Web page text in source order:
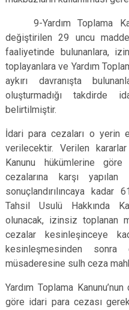
9-Yardım Toplama
değiştirilen 29 uncu
faaliyetinde bulunanlara,
toplayanlara ve Yardım
aykırı davranışta
oluşturmadığı takdirde
belirtilmiştir.
İdari para cezaları o yerin
verilecektir. Verilen
Kanunu hükümlerine
cezalarına karşı
sonuçlandırılıncaya kadar
Tahsil Usulü Hakkında
olunacak, izinsiz toplanan
cezalar kesinleşinceye
kesinleşmesinden
müsaderesine sulh ceza
Yardım Toplama
göre idari para cezası